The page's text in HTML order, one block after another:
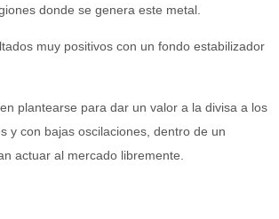
donde se genera este metal.
muy positivos con un fondo estabilizador
plantearse para dar un valor a la divisa a los
y con bajas oscilaciones, dentro de un
actuar al mercado libremente.